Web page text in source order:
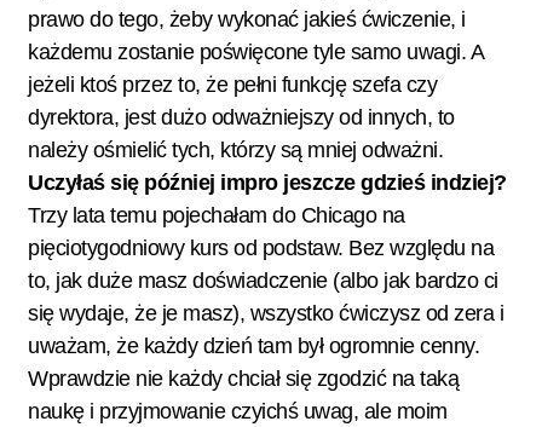
prawo do tego, żeby wykonać jakieś ćwiczenie, i
każdemu zostanie poświęcone tyle samo uwagi. A
jeżeli ktoś przez to, że pełni funkcję szefa czy
dyrektora, jest dużo odważniejszy od innych, to
należy ośmielić tych, którzy są mniej odważni.
Uczyłaś się później impro jeszcze gdzieś indziej?
Trzy lata temu pojechałam do Chicago na
pięciotygodniowy kurs od podstaw. Bez względu na
to, jak duże masz doświadczenie (albo jak bardzo ci
się wydaje, że je masz), wszystko ćwiczysz od zera i
uważam, że każdy dzień tam był ogromnie cenny.
Wprawdzie nie każdy chciał się zgodzić na taką
naukę i przyjmowanie czyichś uwag, ale moim